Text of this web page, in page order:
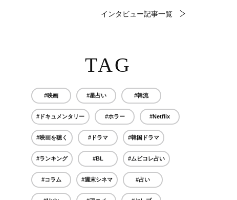
インタビュー記事一覧
TAG
#映画 #星占い #韓流
#ドキュメンタリー #ホラー #Netflix
#映画を聴く #ドラマ #韓国ドラマ
#ランキング #BL #ムビコレ占い
#コラム #週末シネマ #占い